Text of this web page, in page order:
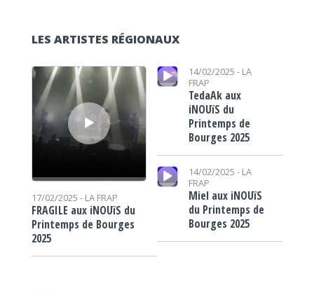
LES ARTISTES RÉGIONAUX
Lecteur audio
17/02/2025 - LA FRAP
FRAGILE aux iNOUïS du
Printemps de Bourges
2025
Lecteur audio 14/02/2025 - LA
FRAP
TedaAk aux
iNOUïS du
Printemps de
Bourges 2025
Lecteur audio
14/02/2025 - LA
FRAP
Miel aux iNOUïS
du Printemps de
Bourges 2025